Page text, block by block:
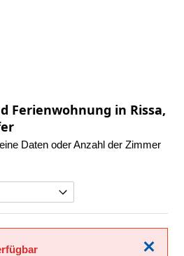
Ferienwohnung in Rissa,
Daten oder Anzahl der Zimmer
Schließen